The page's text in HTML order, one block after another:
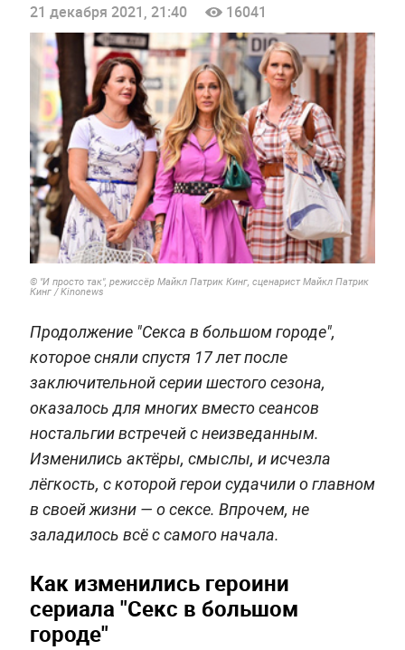
21 декабря 2021, 21:40 16041
© "И просто так", режиссёр Майкл Патрик Кинг, сценарист Майкл Патрик
Кинг / Kinonews
Продолжение "Секса в большом городе",
которое сняли спустя 17 лет после
заключительной серии шестого сезона,
оказалось для многих вместо сеансов
ностальгии встречей с неизведанным.
Изменились актёры, смыслы, и исчезла
лёгкость, с которой герои судачили о главном
в своей жизни — о сексе. Впрочем, не
заладилось всё с самого начала.
Как изменились героини
сериала "Секс в большом
городе"